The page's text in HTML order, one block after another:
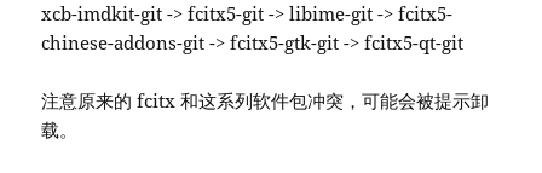
xcb-imdkit-git -> fcitx5-git -> libime-git -> fcitx5-
chinese-addons-git -> fcitx5-gtk-git -> fcitx5-qt-git
注意原来的 fcitx 和这系列软件包冲突，可能会被提示卸
载。